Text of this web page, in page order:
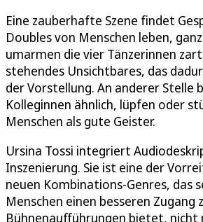
Eine zauberhafte Szene findet
Doubles von Menschen leben,
umarmen die vier Tänzerinnen
stehendes Unsichtbares, das
der Vorstellung. An anderer Stelle
Kolleginnen ähnlich, lüpfen oder
Menschen als gute Geister.
Ursina Tossi integriert
Inszenierung. Sie ist eine der
neuen Kombinations-Genres, das
Menschen einen besseren Zugang
Bühnenaufführungen bietet, nicht